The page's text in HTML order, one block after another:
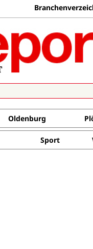
Oldenburg
Sport